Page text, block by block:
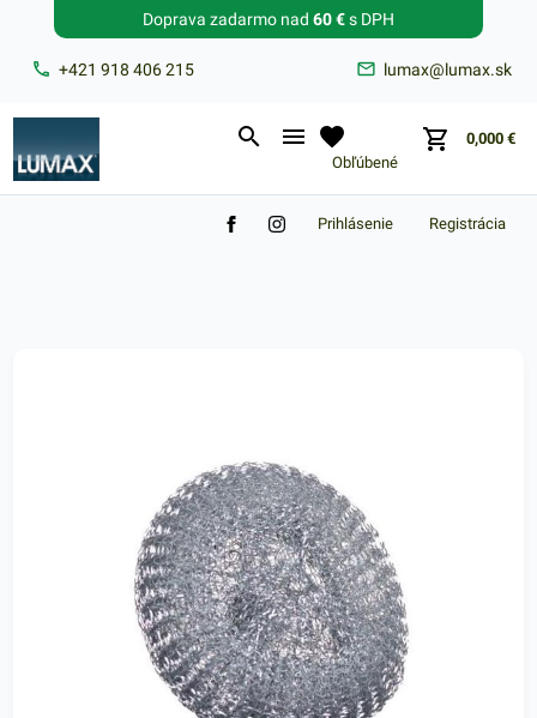
+421 918 406 215 lumax@lumax.sk
Doprava zadarmo nad 60 €s DPH
Obľúbené
0,000 €
Zabudnuté heslo?
Registrácia
Prihlásenie